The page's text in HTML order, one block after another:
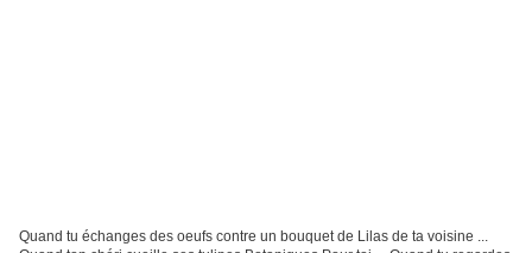
Quand tu échanges des oeufs contre un bouquet de Lilas de ta voisine ...